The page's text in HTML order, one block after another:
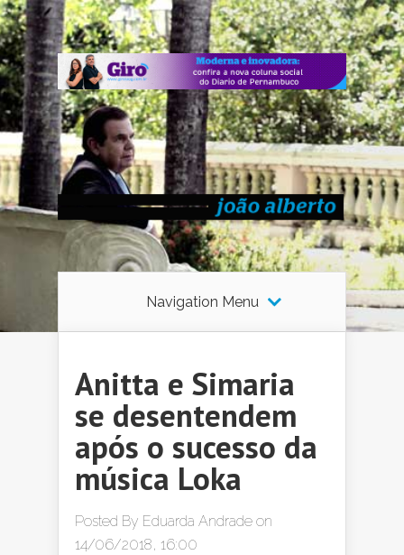
Navigation Menu
Anitta e Simaria
se desentendem
após o sucesso da
música Loka
Posted By Eduarda Andrade on
14/06/2018, 16:00